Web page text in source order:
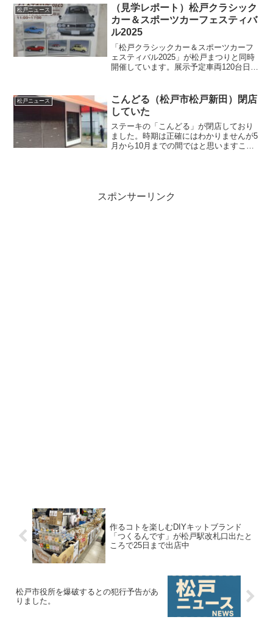
松戸ニュース
（見学レポート）松戸クラシック
カー＆スポーツカーフェスティバ
ル2025
「松戸クラシックカー＆スポーツカーフ
ェスティバル2025」が松戸まつりと同時
開催しています。展示予定車両120台日
松戸ニュース
こんどる（松戸市松戸新田）閉店
していた
ステーキの「こんどる」が閉店しており
ました。時期は正確にはわかりませんが5
月から10月までの間ではと思いますこん
スポンサーリンク
作るコトを楽しむDIYキットブランド
「つくるんです」が松戸駅改札口出たと
ころで25日まで出店中
松戸市役所を爆破するとの犯行予告があ
りました。